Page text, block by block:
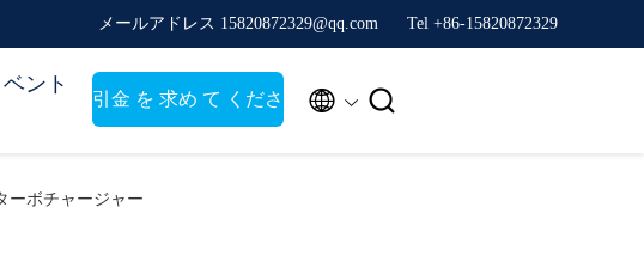
メールアドレス 15820872329@qq.com Tel +86-15820872329
ベント
引金 を 求め て くださ  
ーボチャージャー